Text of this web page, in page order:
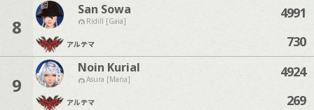
8
San Sowa
Ridill [Gaia]
アルテマ
4991
730
9
Noin Kurial
Asura [Mana]
アルテマ
4924
269